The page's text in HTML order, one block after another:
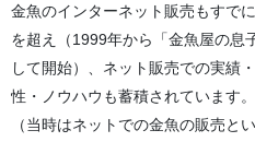
金魚のインターネット販売もすで
を超え（1999年から「金魚屋の息
して開始）、ネット販売での実績
性・ノウハウも蓄積されています。
（当時はネットでの金魚の販売と